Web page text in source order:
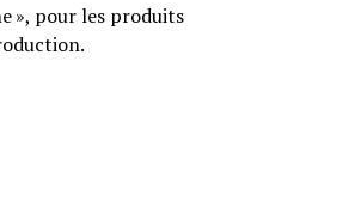
», pour les produits